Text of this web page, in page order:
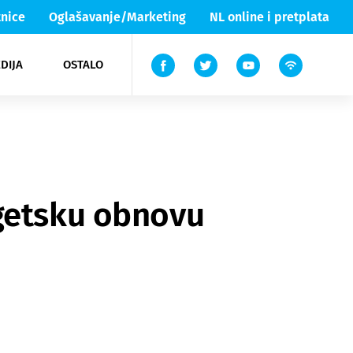
Oglašavanje/Marketing NL online i pretplata
OSTALO
Lika & Senj
TV
obnovu